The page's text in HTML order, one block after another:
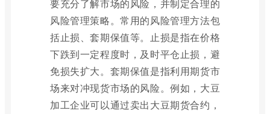
要充分了解市场的风险，并制定合理的
风险管理策略。常用的风险管理方法包
括止损、套期保值等。止损是指在价格
下跌到一定程度时，及时平仓止损，避
免损失扩大。套期保值是指利用期货市
场来对冲现货市场的风险。例如，大豆
加工企业可以通过卖出大豆期货合约，